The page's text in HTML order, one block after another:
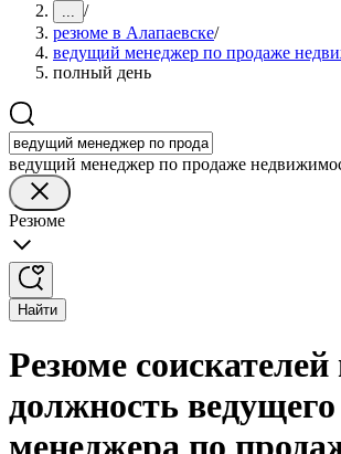
... /
резюме в Алапаевске/
ведущий менеджер по продаже
полный день
ведущий менеджер по продаже
Резюме
Найти
Резюме соискателей
должность ведущего